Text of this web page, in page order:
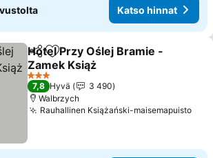
Katso hinnat
Jaa Lisää suosikkeihin
Hotel Przy Oślej Bramie -
Zamek Książ
Katso hinnat
3 Tähtiluokitus
7,8 Hyvä
3 490
Walbrzych
Rauhallinen Książański-maisemapuisto